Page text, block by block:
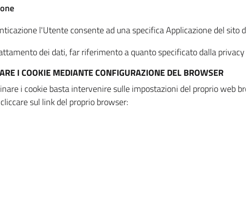
l'Utente consente ad una specifica Applicazione del sito
dei dati, far riferimento a quanto specificato dalla
I COOKIE MEDIANTE CONFIGURAZIONE DEL BROWSER
i cookie basta intervenire sulle impostazioni del proprio web
sul link del proprio browser: